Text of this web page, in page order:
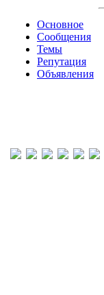
Основное
Сообщения
Темы
Репутация
Объявления